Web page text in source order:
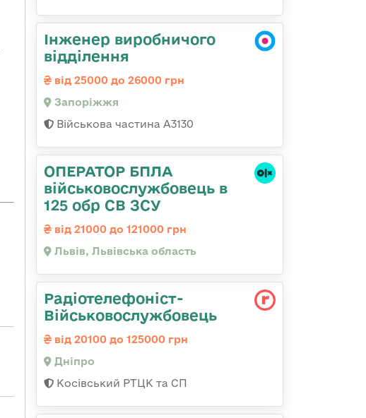
Інженер виробничого
відділення
від 25000 до 26000 грн
Запоріжжя
Військова частина А3130
ОПЕРАТОР БПЛА
військовослужбовець в
125 обр СВ ЗСУ
від 21000 до 121000 грн
Львів, Львівська область
Радіотелефоніст-
Військовослужбовець
від 20100 до 125000 грн
Дніпро
Косівський РТЦК та СП